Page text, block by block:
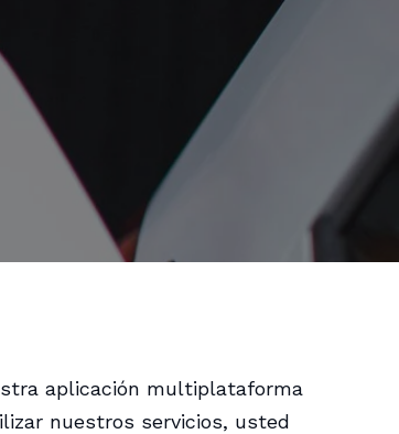
aplicación multiplataforma
nuestros servicios, usted